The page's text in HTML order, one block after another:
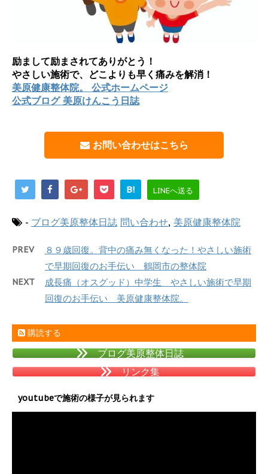
励まして励まされてありがとう！
やさしい施術で、どこよりも早く痛みを解消！
美原健康整体院。 公式ホームページ
公式ブログ 美原けんこう日誌
お問い合わせはこちら
B! LINEへ送る
- ブログ美原整体日誌 問い合わせ, 美原健康整体院
PREV
８９歳回復。背中の痛み無くなった！やさしい施術
で早期回復のお手伝い 鶴岡市の整体院
NEXT
成長痛（オスグッド）中学生 やさしい施術で早期
回復のお手伝い 美原健康整体院。
購読する
ブログ美原整体日誌
リンク集
youtubeで施術の様子が見られます